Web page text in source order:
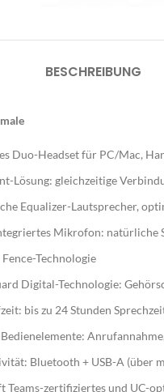
BESCHREIBUNG
Duo-Headset für PC/Mac,
Lösung: gleichzeitige
Equalizer-Lautsprecher,
Mikrofon: natürliche
Technologie
Digital-Technologie:
bis zu 24 Stunden
Bluetooth + USB-A (über
Teams-zertifiziertes und UC-